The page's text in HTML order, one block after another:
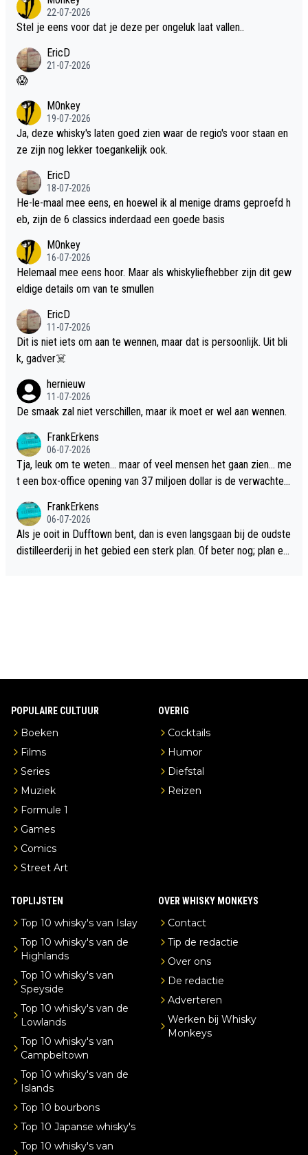
22-07-2026
Stel je eens voor dat je deze per ongeluk laat vallen..
EricD
21-07-2026
😱
M0nkey
19-07-2026
Ja, deze whisky's laten goed zien waar de regio's voor staan en
ze zijn nog lekker toegankelijk ook.
EricD
18-07-2026
He-le-maal mee eens, en hoewel ik al menige drams geproefd h
eb, zijn de 6 classics inderdaad een goede basis
M0nkey
16-07-2026
Helemaal mee eens hoor. Maar als whiskyliefhebber zijn dit gew
eldige details om van te smullen
EricD
11-07-2026
Dit is niet iets om aan te wennen, maar dat is persoonlijk. Uit bli
k, gadver☠️
hernieuw
11-07-2026
De smaak zal niet verschillen, maar ik moet er wel aan wennen.
FrankErkens
06-07-2026
Tja, leuk om te weten... maar of veel mensen het gaan zien... me
t een box-office opening van 37 miljoen dollar is de verwachte
FrankErkens
06-07-2026
Als je ooit in Dufftown bent, dan is even langsgaan bij de oudste
distilleerderij in het gebied een sterk plan. Of beter nog; plan ee
POPULAIRE CULTUUR
Boeken
Films
Series
Muziek
Formule 1
Games
Comics
Street Art
OVERIG
Cocktails
Humor
Diefstal
Reizen
TOPLIJSTEN
Top 10 whisky's van Islay
Top 10 whisky's van de
Highlands
Top 10 whisky's van
Speyside
Top 10 whisky's van de
Lowlands
Top 10 whisky's van
Campbeltown
Top 10 whisky's van de
Islands
Top 10 bourbons
Top 10 Japanse whisky's
Top 10 whisky's van
OVER WHISKY MONKEYS
Contact
Tip de redactie
Over ons
De redactie
Adverteren
Werken bij Whisky
Monkeys